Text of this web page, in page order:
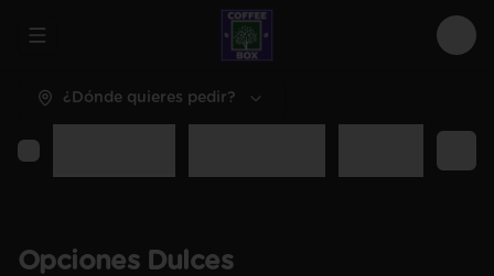
Abrir menu de navegación
¿Dónde quieres pedir?
Opciones Dulces